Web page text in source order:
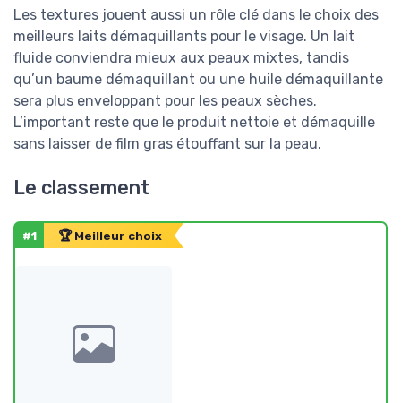
Les textures jouent aussi un rôle clé dans le choix des
meilleurs laits démaquillants pour le visage. Un lait
fluide conviendra mieux aux peaux mixtes, tandis
qu’un baume démaquillant ou une huile démaquillante
sera plus enveloppant pour les peaux sèches.
L’important reste que le produit nettoie et démaquille
sans laisser de film gras étouffant sur la peau.
Le classement
#1 🏆 Meilleur choix